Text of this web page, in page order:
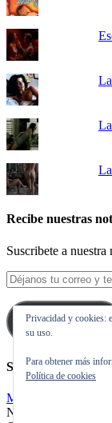
Recibe nuestras
Suscribete a
Déjanos
tu
correo
y
te
las
noticias
Suscribirse
Síguenos en
Mis tuits
Noticias de cine y
Privacidad y cookies:
su uso.
Para obtener más
Política de cookies